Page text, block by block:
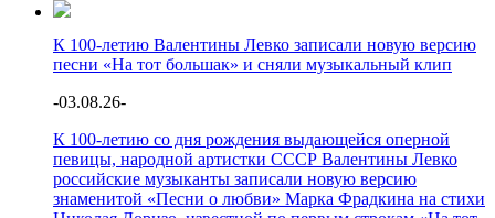
К 100-летию Валентины Левко записали новую версию
песни «На тот большак» и сняли музыкальный клип
-03.08.26-
К 100-летию со дня рождения выдающейся оперной
певицы, народной артистки СССР Валентины Левко
российские музыканты записали новую версию
знаменитой «Песни о любви» Марка Фрадкина на стихи